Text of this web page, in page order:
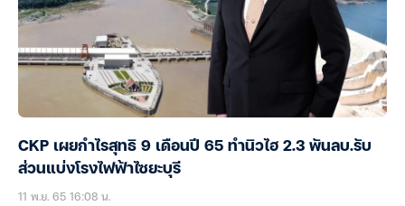
CKP เผยกำไรสุทธิ 9 เดือนปี 65 ทำนิวไฮ 2.3 พันลบ.รับ
ส่วนแบ่งโรงไฟฟ้าไซยะบุรี
11 พ.ย. 65 16:08 น.